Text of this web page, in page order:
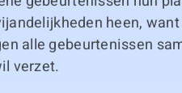
heen,
alle gebeurtenissen
verzet.